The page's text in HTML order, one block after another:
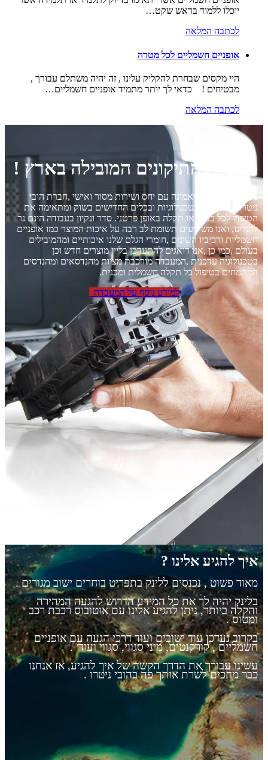
יוכלו ללמוד בראש שקט…
לכתבה המלאה
אופניים חשמליים לכל מטרה
היי מקסים שבחרת להקליק עלינו , זה יהיה משתלם עבורך ,
מבטיחים ! כדאי לך יותר מתמיד אופניים חשמליים…
לכתבה המלאה
מעבדת התיקונים המובילה בארץ !
מעבדה מקצועית ואמינה עם יחס ושירות מסור ואישי ,חברת הובי
ניטרו משתמשת בטכנולוגיות ובכלים החדישים בשוק ומתאימה את
הטיפול לכל בעיה או תקלה באופן פרטני. סדר ונקיון בעבודה הינם נר
לרגלינו, ואנו משקיעים תשומת לב רבה על איכות המוצר כמו אופניים
חשמליות ורכיביו השונים ,חומרי הגלם שלנו איכותיים ומהמובילים
בעולם ,כמו כן ,אנו דואגים להתעדכן בליין מוצרים חדש וכן
בטכנולוגיה עדכנית ,המעבדה מורכבת מצוות מהנדסאים ומהנדסים
המתמחים בטיפול כל תקלה חשמלית ומכנית.
למידע נוסף על המעבדה
איך להגיע אלינו ?
מאוד פשוט , נכנסים ללינק בתפריט בוחרים ישוב מגורים .
בלינק יהיה לך את כל המידע הדרוש להגעה המהירה
והקלה ביותר, ניתן להגיע אלינו עם אוטובוס רכבת רכב
ומטוס .
בקרוב נעדכן עוד ישובים ועוד דרכי הגעה עםאופניים
חשמליים , קורקנטים, מיני סגווי, סגווי ועוד׳ .
עשינו עבורך את הדרך הקשה של איך להגיע, אז אנחנו
כבר מחכים לשרת אותך פה בהובי ניטרו .